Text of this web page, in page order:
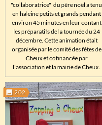
"collaboratrice" du père noël a tenu
en haleine petits et grands pendant
environ 45 minutes en leur contant
les préparatifs de la tournée du 24
décembre. Cette animation était
organisée par le comité des fêtes de
Cheux et cofinancée par
l'association et la mairie de Cheux.
202